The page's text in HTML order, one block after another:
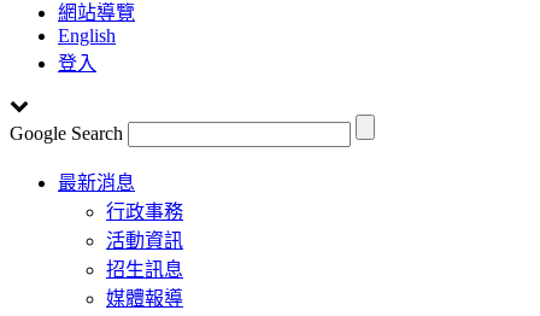
網站導覽
English
登入
Google Search
Toggle
navigation
最新消息
行政事務
活動資訊
招生訊息
媒體報導